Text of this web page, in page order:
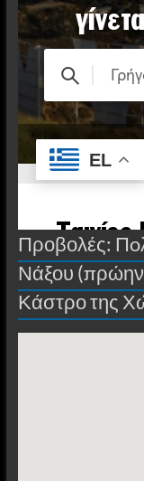
Προβολές:
Νάξου
Κάστρο της